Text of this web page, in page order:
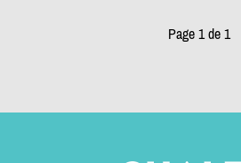
Page 1 de 1